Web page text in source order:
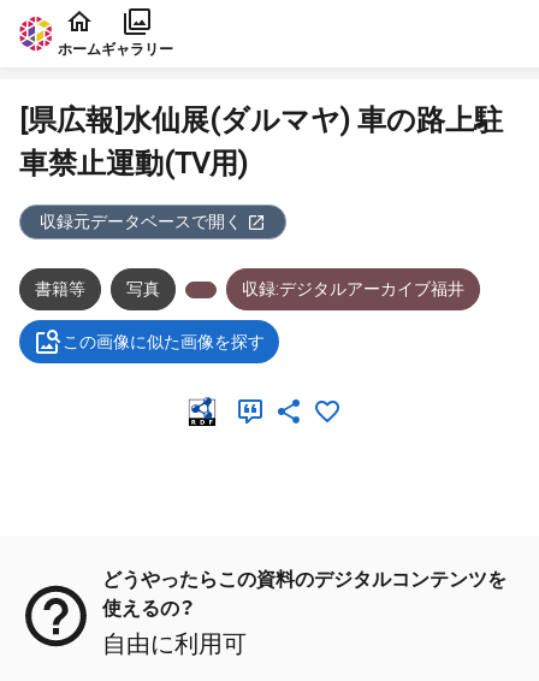
本文に飛ぶ
ホームギャラリー
[県広報]水仙展(ダルマヤ) 車の路上駐
車禁止運動(TV用)
収録元データベースで開く
書籍等 写真 収録:デジタルアーカイブ福井
この画像に似た画像を探す
どうやったらこの資料のデジタルコンテンツを
使えるの？
自由に利用可